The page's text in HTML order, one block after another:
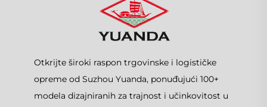
Otkrijte široki raspon trgovinske i logističke
opreme od Suzhou Yuanda, ponuđujući 100+
modela dizajniranih za trajnost i učinkovitost u